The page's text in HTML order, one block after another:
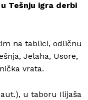
Tešnju igra derbi
na tablici, odličnu
Jelaha, Usore,
vrata.
u taboru Ilijaša